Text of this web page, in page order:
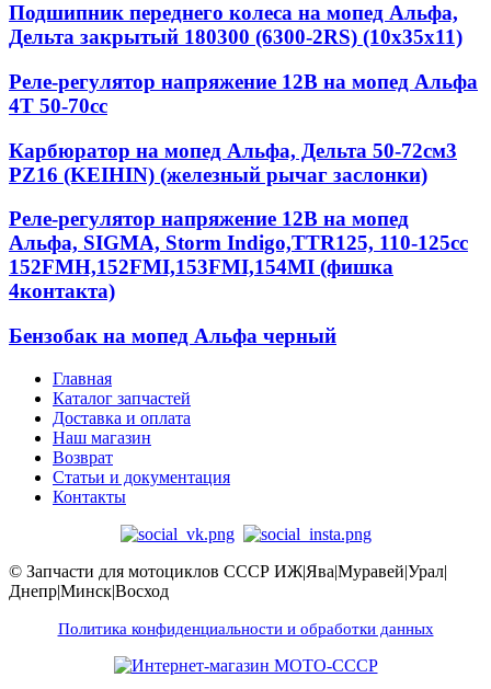
Подшипник переднего колеса на мопед Альфа,
Дельта закрытый 180300 (6300-2RS) (10x35x11)
Реле-регулятор напряжение 12В на мопед Альфа
4T 50-70сс
Карбюратор на мопед Альфа, Дельта 50-72см3
PZ16 (KEIHIN) (железный рычаг заслонки)
Реле-регулятор напряжение 12В на мопед
Альфа, SIGMA, Storm Indigo,TTR125, 110-125сс
152FMH,152FMI,153FMI,154MI (фишка
4контакта)
Бензобак на мопед Альфа черный
Главная
Каталог запчастей
Доставка и оплата
Наш магазин
Возврат
Статьи и документация
Контакты
© Запчасти для мотоциклов СССР ИЖ|Ява|Муравей|Урал|
Днепр|Минск|Восход
Политика конфиденциальности и обработки данных